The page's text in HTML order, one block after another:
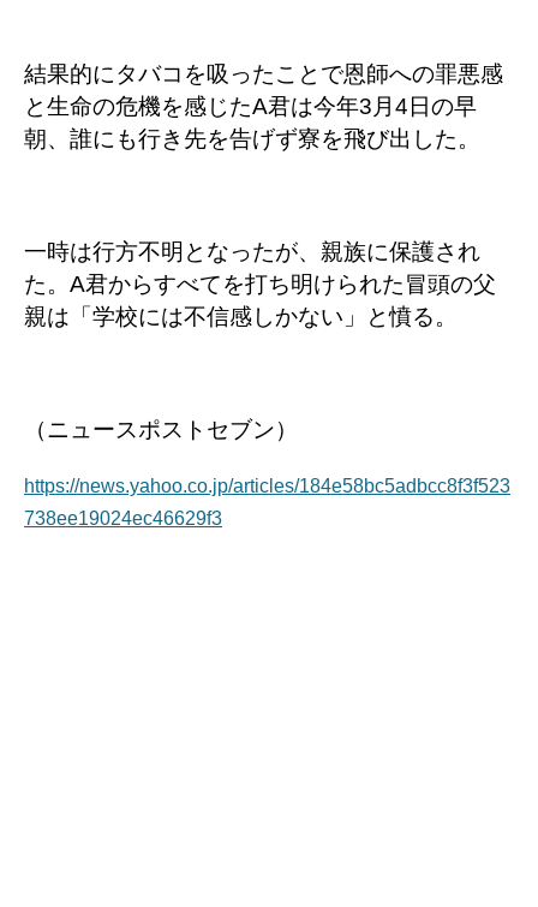
結果的にタバコを吸ったことで恩師への罪悪感
と生命の危機を感じたA君は今年3月4日の早
朝、誰にも行き先を告げず寮を飛び出した。
一時は行方不明となったが、親族に保護され
た。A君からすべてを打ち明けられた冒頭の父
親は「学校には不信感しかない」と憤る。
（ニュースポストセブン）
https://news.yahoo.co.jp/articles/184e58bc5adbcc8f3f523
738ee19024ec46629f3